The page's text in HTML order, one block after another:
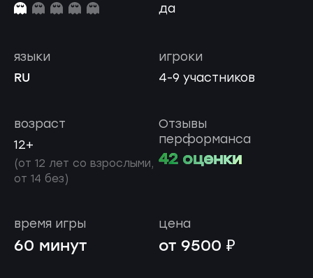
да
игроки
4-9 участников
языки
RU
возраст
12+
(от 12 лет со взрослыми,
от 14 без)
Отзывы
перформанса
42 оценки
время игры
60 минут
цена
от 9500 ₽